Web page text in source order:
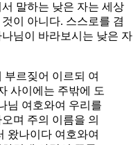
말하는 낮은 자는 세상
이 아니다. 스스로를 겸
님이 바라보시는 낮은 자
르짖어 이르되 여
사이에는 주밖에 도
님 여호와여 우리를
며 주의 이름을 의
왔나이다 여호와여